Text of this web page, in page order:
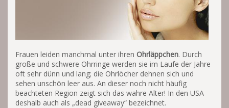
Frauen leiden manchmal unter ihren Ohrläppchen. Durch
große und schwere Ohrringe werden sie im Laufe der Jahre
oft sehr dünn und lang; die Ohrlöcher dehnen sich und
sehen unschön leer aus. An dieser noch nicht häufig
beachteten Region zeigt sich das wahre Alter! In den USA
deshalb auch als „dead giveaway“ bezeichnet.